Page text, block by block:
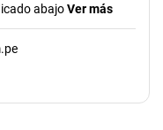
abajoVer más